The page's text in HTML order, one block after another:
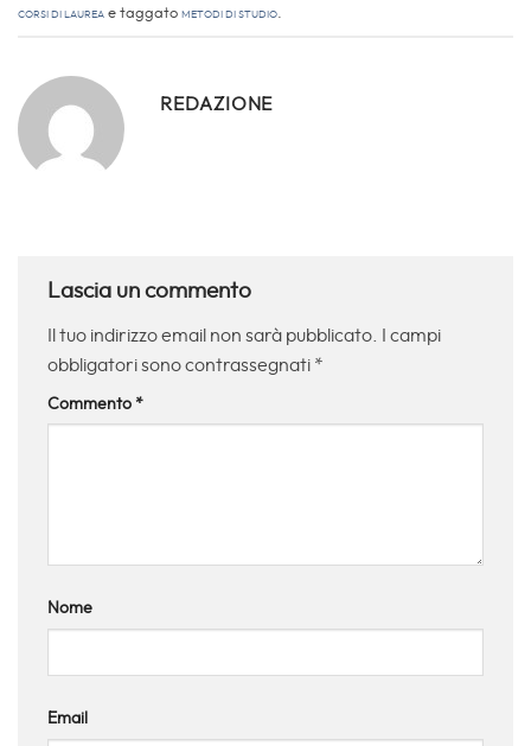
corsi di laurea e taggato Metodi di Studio.
REDAZIONE
Lascia un commento
Il tuo indirizzo email non sarà pubblicato. I campi
obbligatori sono contrassegnati *
Commento *
Nome
Email